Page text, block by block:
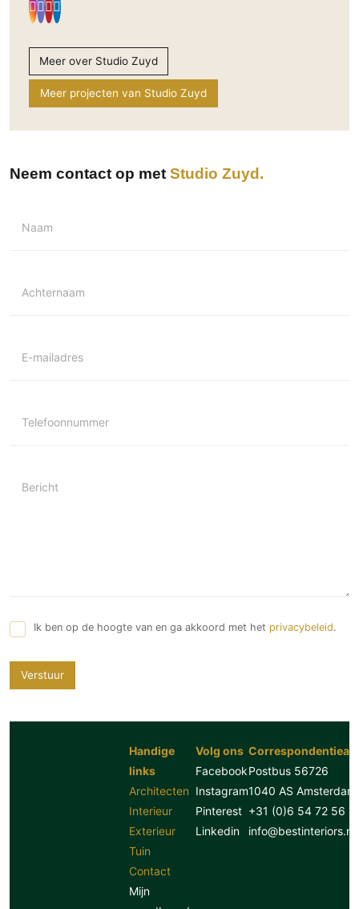
Meer over Studio Zuyd
Meer projecten van Studio Zuyd
Neem contact op met Studio Zuyd
Naam
Achternaam
E-mailadres
Telefoonnummer
Bericht
Ik ben op de hoogte van en ga akkoord met het privacybeleid.
Verstuur
Handige
links
Architecten
Interieur
Exterieur
Tuin
Contact
Mijn
Volg ons
Facebook
Instagram
Pinterest
Linkedin
Postbus 56726
1040 AS Amsterdam
+31 (0)6 54 72 56
info@bestinteriors.nl